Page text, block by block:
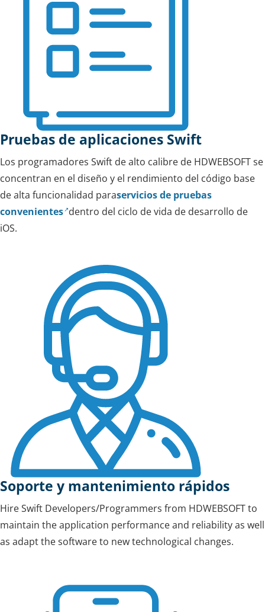
Pruebas de aplicaciones Swift
Los programadores Swift de alto calibre de HDWEBSOFT se
concentran en el diseño y el rendimiento del código base
de alta funcionalidad paraservicios de pruebas
convenientes dentro del ciclo de vida de desarrollo de
iOS.
Soporte y mantenimiento rápidos
Hire Swift Developers/Programmers from HDWEBSOFT to
maintain the application performance and reliability as well
as adapt the software to new technological changes.